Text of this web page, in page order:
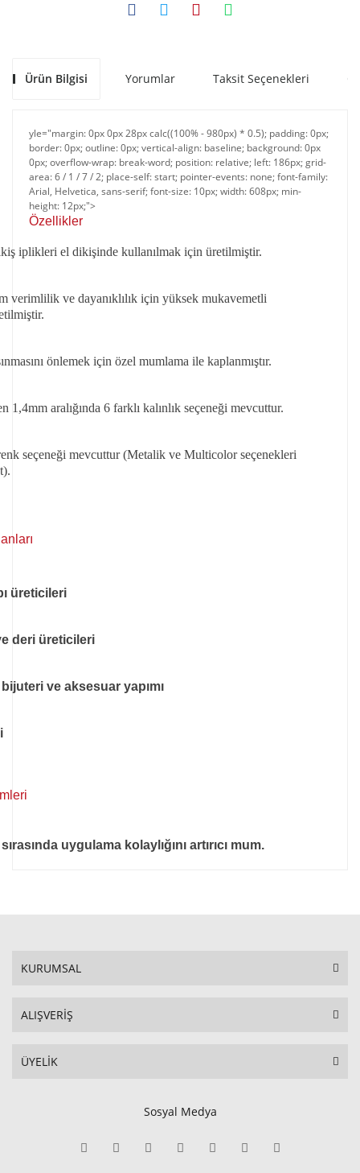
Ürün Bilgisi Yorumlar Taksit Seçenekleri
yle="margin: 0px 0px 28px calc((100% - 980px) * 0.5); padding: 0px;
border: 0px; outline: 0px; vertical-align: baseline; background: 0px
0px; overflow-wrap: break-word; position: relative; left: 186px; grid-
area: 6 / 1 / 7 / 2; place-self: start; pointer-events: none; font-family:
Arial, Helvetica, sans-serif; font-size: 10px; width: 608px; min-
height: 12px;">
Özellikler​​
iplikleri el dikişinde kullanılmak için üretilmiştir.
verimlilik ve dayanıklılık için yüksek mukavemetli
önlemek için özel mumlama ile kaplanmıştır.
1,4mm aralığında 6 farklı kalınlık seçeneği mevcuttur.
seçeneği mevcuttur (Metalik ve Multicolor seçenekleri
üreticileri
deri üreticileri
ve aksesuar yapımı
uygulama kolaylığını artırıcı mum.
KURUMSAL
ALIŞVERİŞ
ÜYELİK
Sosyal Medya